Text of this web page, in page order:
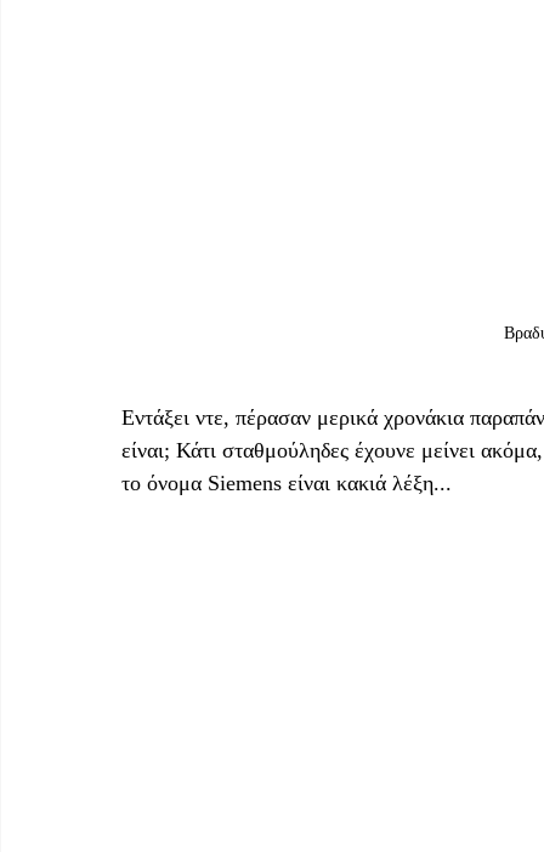
Εντάξει ντε, πέρασαν μερικά χρονάκια
είναι; Κάτι σταθμούληδες έχουνε μείνει
το όνομα Siemens είναι κακιά λέξη...